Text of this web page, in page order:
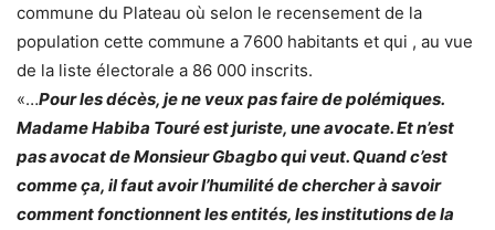
commune du Plateau où selon le recensement de la
population cette commune a 7600 habitants et qui , au vue
de la liste électorale a 86 000 inscrits.
«…Pour les décès, je ne veux pas faire de polémiques.
Madame Habiba Touré est juriste, une avocate. Et n’est
pas avocat de Monsieur Gbagbo qui veut. Quand c’est
comme ça, il faut avoir l’humilité de chercher à savoir
comment fonctionnent les entités, les institutions de la